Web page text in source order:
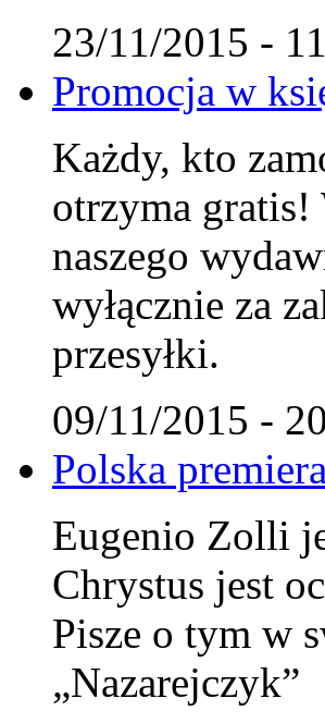
23/11/2015 -
Promocja w
Każdy, kto
otrzyma gratis!
naszego
wyłącznie za
przesyłki.
09/11/2015 -
Polska
Eugenio Zolli
Chrystus jest
Pisze o tym w
„Nazarejczyk”